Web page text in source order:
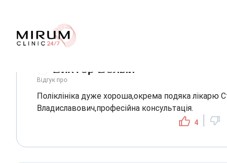
Виктор Белый
Відгук про
Поліклініка дуже хороша,окрема подяка лікарю
Владиславович,професійна консультація.
4